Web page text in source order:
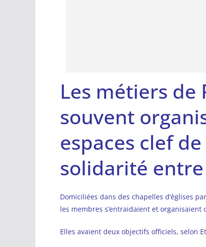
Les métiers
souvent
espaces clef
solidarité
Domiciliées dans des chapelles d’églises
les membres s’entraidaient et
Elles avaient deux objectifs officiels, selon